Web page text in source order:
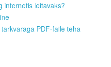
internetis leitavaks?
PDF-faile teha